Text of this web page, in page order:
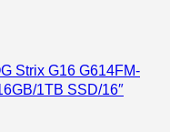
Strix G16 G614FM-
1TB SSD/16″